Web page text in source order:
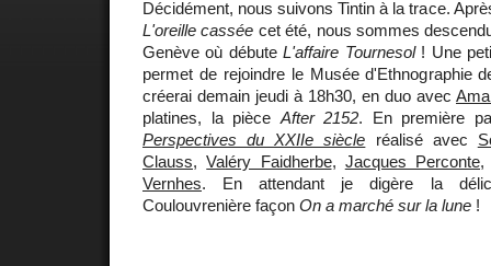
Décidément, nous suivons Tintin à la trace.
L'oreille cassée cet été, nous sommes
Genève où débuteL'affaire Tournesol! Une
permet de rejoindre le Musée d'Ethnographie
créerai demain jeudi à 18h30, en duo avec
platines, la pièce After 2152. En première
Perspectives du XXIIe siècle réalisé avec
Clauss,Valéry Faidherbe, Jacques Perconte
Vernhes. En attendant je digère la
Coulouvrenière façon On a marché sur la lune !